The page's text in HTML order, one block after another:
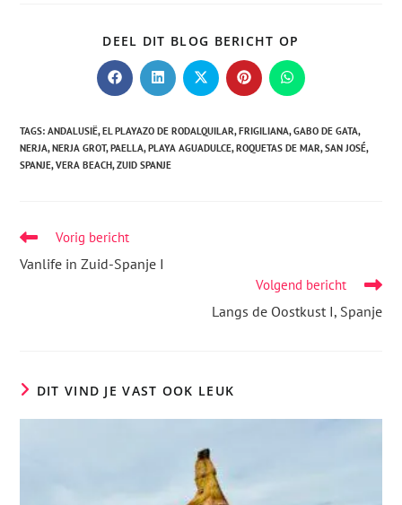
DEEL DIT BLOG BERICHT OP
TAGS:ANDALUSIË, EL PLAYAZO DE RODALQUILAR, FRIGILIANA, GABO DE GATA,
NERJA, NERJA GROT, PAELLA, PLAYA AGUADULCE, ROQUETAS DE MAR, SAN JOSÉ,
SPANJE, VERA BEACH, ZUID SPANJE
Vorig bericht
Vanlife in Zuid-Spanje I
Volgend bericht
Langs de Oostkust I, Spanje
DIT VIND JE VAST OOK LEUK